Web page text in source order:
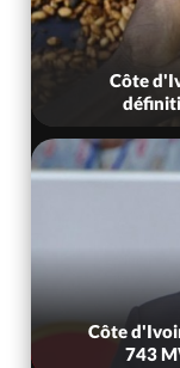
Côte
Côte
743